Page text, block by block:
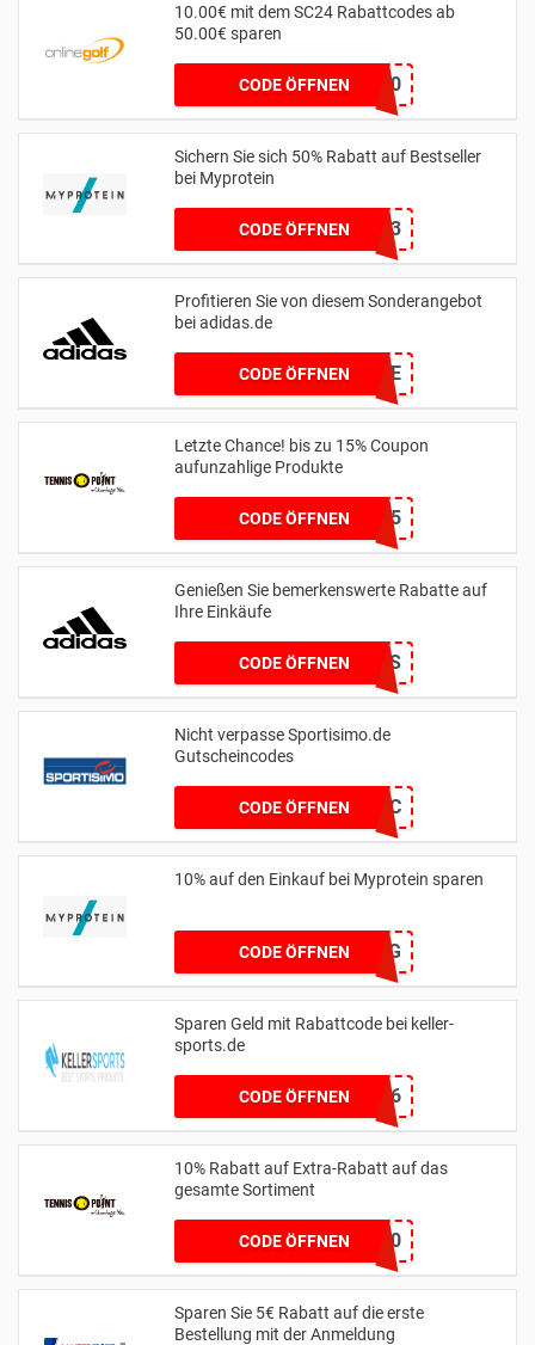
10.00€ mit dem SC24 Rabattcodes ab
50.00€ sparen
CODE ÖFFNENPX964LD10
Sichern Sie sich 50% Rabatt auf Bestseller
bei Myprotein
CODE ÖFFNENAFF2023
Profitieren Sie von diesem Sonderangebot
bei adidas.de
CODE ÖFFNENCELEBRATE
Letzte Chance! bis zu 15% Coupon
aufunzahlige Produkte
CODE ÖFFNENDEAL15
Genießen Sie bemerkenswerte Rabatte auf
Ihre Einkäufe
CODE ÖFFNENSAVINGS
Nicht verpasse Sportisimo.de
Gutscheincodes
CODE ÖFFNEN0F79650C
10% auf den Einkauf bei Myprotein sparen
CODE ÖFFNENSAVEBIG
Sparen Geld mit Rabattcode bei keller-
sports.de
CODE ÖFFNEN607EEC86
10% Rabatt auf Extra-Rabatt auf das
gesamte Sortiment
CODE ÖFFNENMAI10
Sparen Sie 5€ Rabatt auf die erste
Bestellung mit der Anmeldung